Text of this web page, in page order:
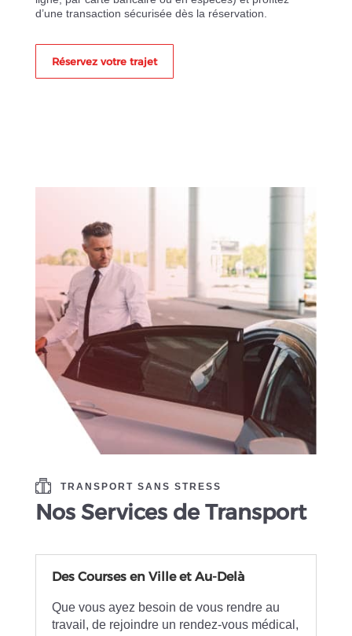
d’une transaction sécurisée dès la réservation.
Réservez votre trajet
TRANSPORT SANS STRESS
Nos Services de Transport
Des Courses en Ville et Au-Delà
Que vous ayez besoin de vous rendre au
travail, de rejoindre un rendez-vous médical,